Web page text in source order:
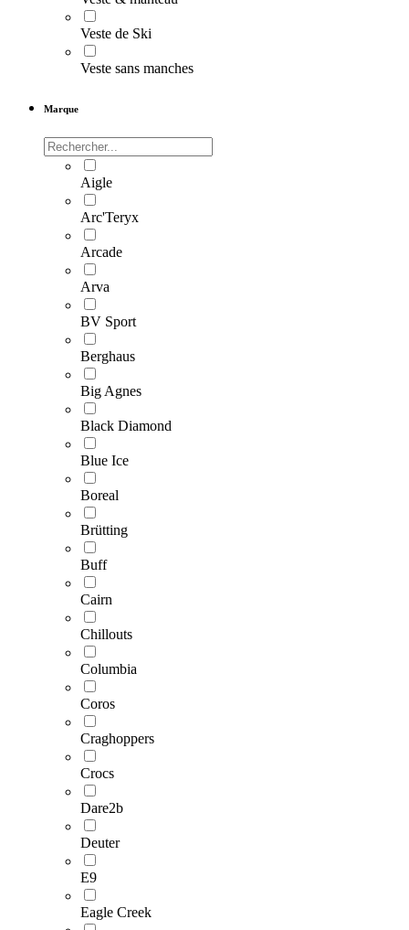
Veste de Ski
Veste sans manches
Marque
Aigle
Arc'Teryx
Arcade
Arva
BV Sport
Berghaus
Big Agnes
Black Diamond
Blue Ice
Boreal
Brütting
Buff
Cairn
Chillouts
Columbia
Coros
Craghoppers
Crocs
Dare2b
Deuter
E9
Eagle Creek